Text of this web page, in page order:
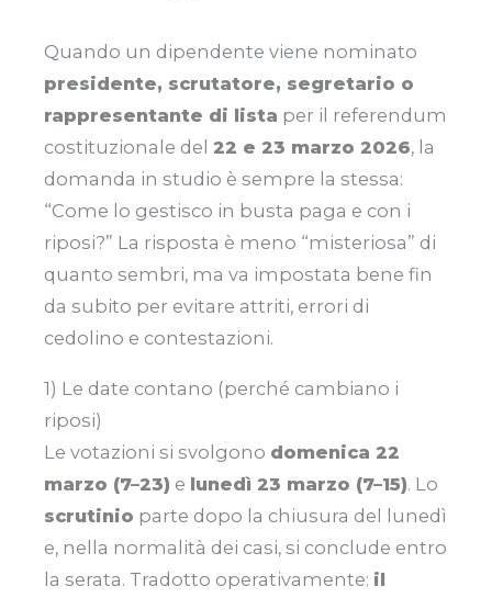
Quando un dipendente viene nominato
presidente, scrutatore, segretario o
rappresentante di lista per il referendum
costituzionale del 22 e 23 marzo 2026, la
domanda in studio è sempre la stessa:
“Come lo gestisco in busta paga e con i
riposi?” La risposta è meno “misteriosa” di
quanto sembri, ma va impostata bene fin
da subito per evitare attriti, errori di
cedolino e contestazioni.
1) Le date contano (perché cambiano i
riposi)
Le votazioni si svolgono domenica 22
marzo (7–23) e lunedì 23 marzo (7–15). Lo
scrutinio parte dopo la chiusura del lunedì
e, nella normalità dei casi, si conclude entro
la serata. Tradotto operativamente: il